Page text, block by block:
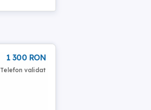
1 300 RON
Telefon validat